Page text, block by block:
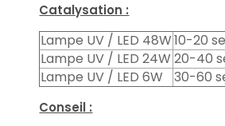
Catalysation :
Lampe UV / LED 48W10-20
Lampe UV / LED 24W 20-40
Lampe UV / LED 6W
30-60
Conseil :